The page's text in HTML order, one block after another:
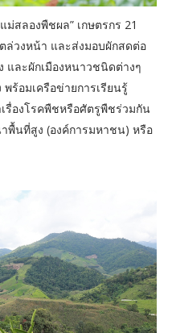
สลองพืชผล” เกษตรกร 21
ล่วงหน้า และส่งมอบผักสดต่อ
และผักเมืองหนาวชนิดต่างๆ
ร้อมเครือข่ายการเรียนรู้
รื่องโรคพืชหรือศัตรูพืชร่วมกัน
พื้นที่สูง (องค์การมหาชน) หรือ